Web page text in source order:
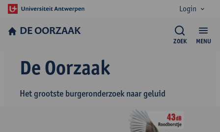
Login
DE OORZAAK
MENU
ZOEK
De Oorzaak
Het grootste burgeronderzoek naar geluid